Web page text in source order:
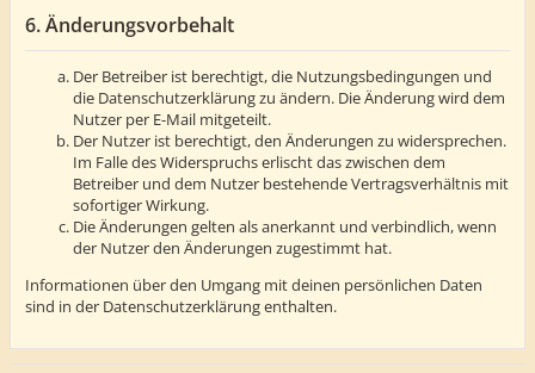
6. Änderungsvorbehalt
Der Betreiber ist berechtigt, die Nutzungsbedingungen und
die Datenschutzerklärung zu ändern. Die Änderung wird dem
Nutzer per E-Mail mitgeteilt.
Der Nutzer ist berechtigt, den Änderungen zu widersprechen.
Im Falle des Widerspruchs erlischt das zwischen dem
Betreiber und dem Nutzer bestehende Vertragsverhältnis mit
sofortiger Wirkung.
Die Änderungen gelten als anerkannt und verbindlich, wenn
der Nutzer den Änderungen zugestimmt hat.
Informationen über den Umgang mit deinen persönlichen Daten
sind in der Datenschutzerklärung enthalten.